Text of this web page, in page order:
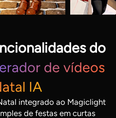
do
de vídeos
IA
integrado ao Magiclight
de festas em curtas